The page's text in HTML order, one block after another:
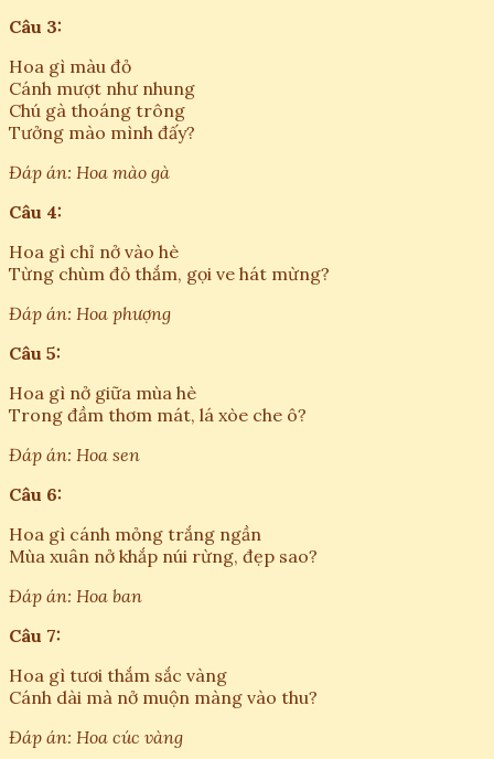
Câu 3:
Hoa gì màu đỏ
Cánh mượt như nhung
Chú gà thoáng trông
Tưởng mào mình đấy?
Đáp án: Hoa mào gà
Câu 4:
Hoa gì chỉ nở vào hè
Từng chùm đỏ thắm, gọi ve hát mừng?
Đáp án: Hoa phượng
Câu 5:
Hoa gì nở giữa mùa hè
Trong đầm thơm mát, lá xòe che ô?
Đáp án: Hoa sen
Câu 6:
Hoa gì cánh mỏng trắng ngần
Mùa xuân nở khắp núi rừng, đẹp sao?
Đáp án: Hoa ban
Câu 7:
Hoa gì tươi thắm sắc vàng
Cánh dài mà nở muộn màng vào thu?
Đáp án: Hoa cúc vàng